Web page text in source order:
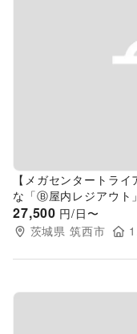
Previous slide
【メガセンタートラ
な「Ⓑ屋内レジアウト
27,500 円/日〜
茨城県 筑西市